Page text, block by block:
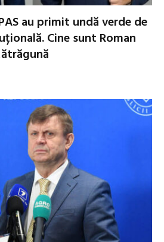
au primit undă verde de
Cine sunt Roman